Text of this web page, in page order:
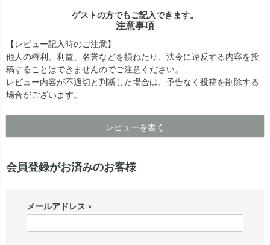
【お荷物のお届けに遅れが生じている地域】
・全国から九州あてのお荷物
・九州から全国あてのお荷物
なお、今後の被害状況や交通規制などにより、対象地域や
サービスへの影響が変更となる場合がございます。
お客さまにはご不便をおかけいたしますが、何卒ご理解賜
へのご返答ができかねます。 休業明けから順次送信させて
いただきますのでよろしくお願いいたします。
出荷センターも休業となりますため、休業期間中のご注文
商品の出荷は2026年8月18日(火) 以降となります。
→オーダー商品など、詳しくはこちらから
ゲストの方でもご記入できます。
注意事項
【レビュー記入時のご注意】
他人の権利、利益、名誉などを損ねたり、法令に違反する内容を投
稿することはできませんのでご注意ください。
レビュー内容が不適切と判断した場合は、予告なく投稿を削除する
場合がございます。
レビューを書く
会員登録がお済みのお客様
メールアドレス
必